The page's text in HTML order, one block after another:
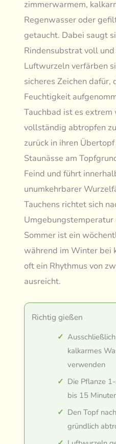
zimmerwarmem,
Regenwasser oder
getaucht. Dabei saugt
Rindensubstrat voll
Luftwurzeln verfärben
sicheres Zeichen dafür,
Feuchtigkeit
Tauchbad ist es
vollständig abtropfen
zurück in ihren
Staunässe am
Feind und führt
unumkehrbarer
Tauchens richtet sich
Umgebungstemperatur
Sommer ist ein
während im Winter bei
oft ein Rhythmus von
ausreicht.
Richtig gießen
kalkarmes
verwenden
Die Pflanze
bis 15
Den Topf
gründlich